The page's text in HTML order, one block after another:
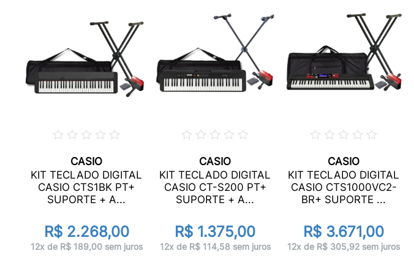
CASIO
KIT TECLADO DIGITAL
CASIO CTS1BK PT+
SUPORTE + A...
R$ 2.268,00
12x de R$ 189,00 sem juros
CASIO
KIT TECLADO DIGITAL
CASIO CT-S200 PT+
SUPORTE + A...
R$ 1.375,00
12x de R$ 114,58 sem juros
CASIO
KIT TECLADO DIGITAL
CASIO CTS1000VC2-
BR+ SUPORTE ...
R$ 3.671,00
12x de R$ 305,92 sem juros